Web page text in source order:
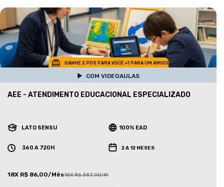
GANHE 2 POS PARA VOCE +1 PARA UM AMIGO
COM VIDEOAULAS
AEE - ATENDIMENTO EDUCACIONAL ESPECIALIZADO
LATO SENSU 100% EAD
360 A 720H 2 A 12 MESES
18X R$ 86,00/Mês18X R$ 387,00/Mês